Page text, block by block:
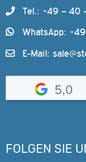
Tel.: +49 – 40
WhatsApp:
E-Mail:
5,0
FOLGEN SIE